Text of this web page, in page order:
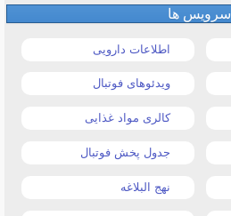
سرویس ها
اطلاعات دارویی
ویدئوهای فوتبال
کالری مواد غذایی
جدول پخش فوتبال
نهج البلاغه